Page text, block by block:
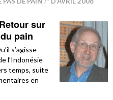
sur
pain
s’agisse
l’Indonésie
temps, suite
en